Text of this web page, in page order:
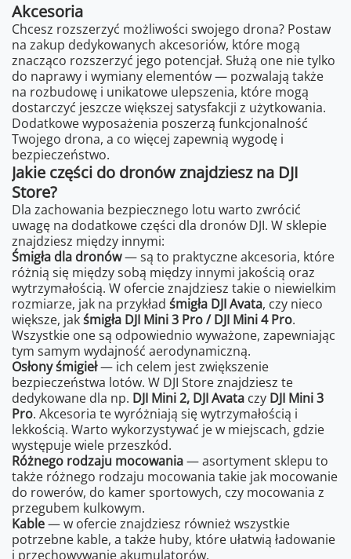
Akcesoria
Chcesz rozszerzyć możliwości swojego drona? Postaw
na zakup dedykowanych akcesoriów, które mogą
znacząco rozszerzyć jego potencjał. Służą one nie tylko
do naprawy i wymiany elementów — pozwalają także
na rozbudowę i unikatowe ulepszenia, które mogą
dostarczyć jeszcze większej satysfakcji z użytkowania.
Dodatkowe wyposażenia poszerzą funkcjonalność
Twojego drona, a co więcej zapewnią wygodę i
bezpieczeństwo.
Jakie części do dronów znajdziesz na DJI
Store?
Dla zachowania bezpiecznego lotu warto zwrócić
uwagę na dodatkowe części dla dronów DJI. W sklepie
znajdziesz między innymi:
Śmigła dla dronów— są to praktyczne akcesoria, które
różnią się między sobą między innymi jakością oraz
wytrzymałością. W ofercie znajdziesz takie o niewielkim
rozmiarze, jak na przykład śmigła DJI Avata, czy nieco
większe, jakśmigła DJI Mini 3 Pro / DJI Mini 4 Pro.
Wszystkie one są odpowiednio wyważone, zapewniając
tym samym wydajność aerodynamiczną.
Osłony śmigieł— ich celem jest zwiększenie
bezpieczeństwa lotów. W DJI Store znajdziesz te
dedykowane dla np. DJI Mini 2, DJI Avata czy DJI Mini 3
Pro. Akcesoria te wyróżniają się wytrzymałością i
lekkością. Warto wykorzystywać je w miejscach, gdzie
występuje wiele przeszkód.
Różnego rodzaju mocowania— asortyment sklepu to
także różnego rodzaju mocowania takie jak mocowanie
do rowerów, do kamer sportowych, czy mocowania z
przegubem kulkowym.
Kable— w ofercie znajdziesz również wszystkie
potrzebne kable, a także huby, które ułatwią ładowanie
i przechowywanie akumulatorów.